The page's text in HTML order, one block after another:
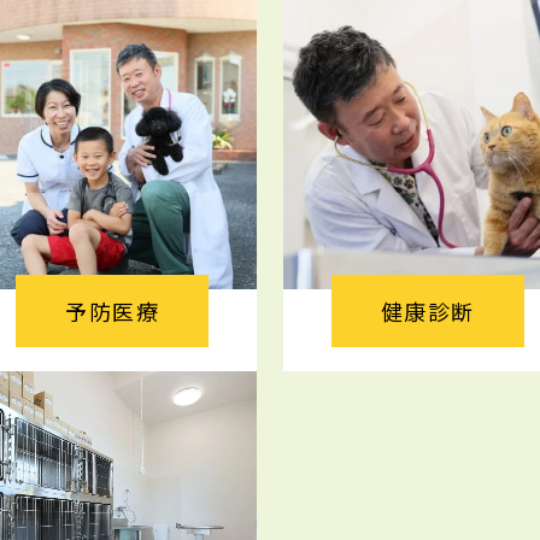
予防医療 健康診断